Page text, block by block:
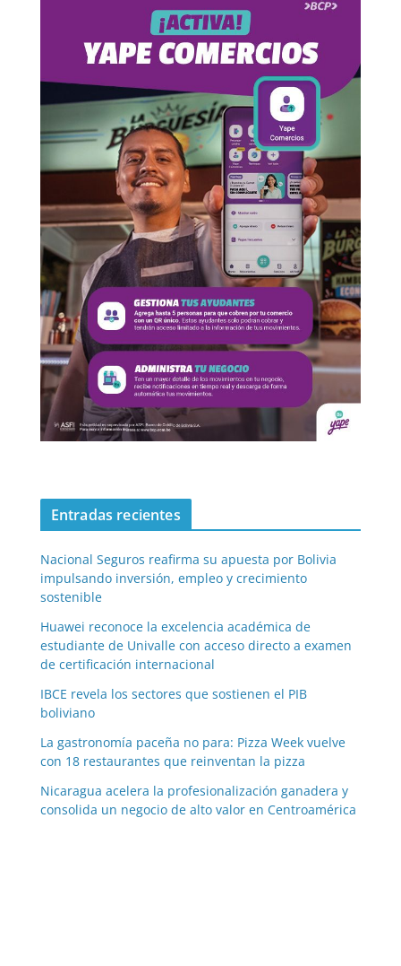
Entradas recientes
Nacional Seguros reafirma su apuesta por Bolivia
impulsando inversión, empleo y crecimiento
sostenible
Huawei reconoce la excelencia académica de
estudiante de Univalle con acceso directo a examen
de certificación internacional
IBCE revela los sectores que sostienen el PIB
boliviano
La gastronomía paceña no para: Pizza Week vuelve
con 18 restaurantes que reinventan la pizza
Nicaragua acelera la profesionalización ganadera y
consolida un negocio de alto valor en Centroamérica